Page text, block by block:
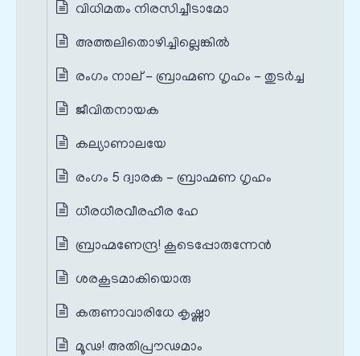
വിധിമതം നിരസിച്ചീടാമോ
അത്തലിതൊഴിച്ചില്ലെങ്കിൽ
രംഗം നാല് - ബ്രാഹ്മണ ഗൃഹം - തുടർച്ച
ജീവിതനായക
കല്യാണാലയേ
രംഗം 5 ദ്വാരക - ബ്രാഹ്മണ ഗൃഹം
ധീരധീരവീരഹീര ഹേ
ബ്രാഹ്മണേന്ദ്ര! കൂടെപ്പോരുന്നേൻ
ശരകൂടമാകിയൊരു
കരുണാവാരിധേ കൃഷ്ണാ
മൂഢ! അതിപ്രൗഢമാം